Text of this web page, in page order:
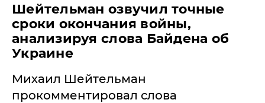
Шейтельман озвучил точные
сроки окончания войны,
анализируя слова Байдена об
Украине
Михаил Шейтельман
прокомментировал слова